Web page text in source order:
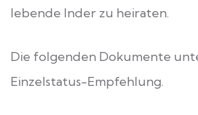
lebende Inder zu heiraten.
Die folgenden Dokumente
Einzelstatus-Empfehlung.